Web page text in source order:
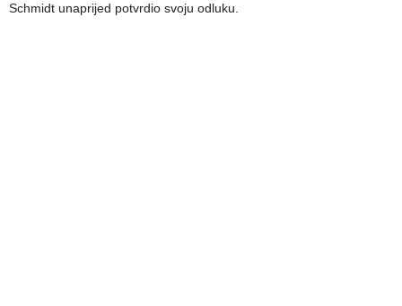
Schmidt unaprijed potvrdio svoju odluku.